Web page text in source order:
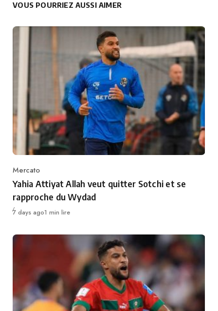
VOUS POURRIEZ AUSSI AIMER
Category
Mercato
Yahia Attiyat Allah veut quitter Sotchi et se
rapproche du Wydad
Publié
7 days ago1 min lire